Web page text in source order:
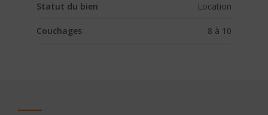
Statut du bien Location
Couchages 8 à 10